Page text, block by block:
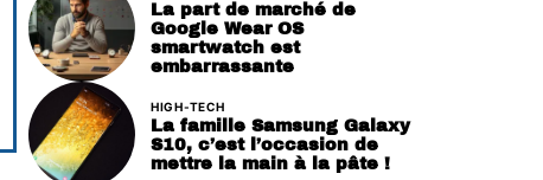
La part de marché de
Google Wear OS
smartwatch est
embarrassante
HIGH-TECH
La famille Samsung Galaxy
S10, c’est l’occasion de
mettre la main à la pâte !